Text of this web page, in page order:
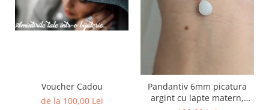
Voucher Cadou
de la 100,00 Lei
Pandantiv 6mm picatura
argint cu lapte matern,